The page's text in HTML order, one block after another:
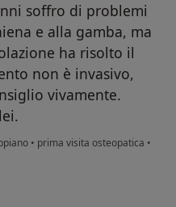
soffro di problemi
e alla gamba, ma
ha risolto il
non è invasivo,
vivamente.
• prima visita osteopatica •